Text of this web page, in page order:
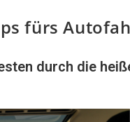
fürs
durch die